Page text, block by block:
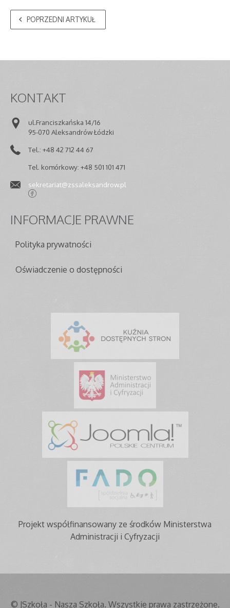
POPRZEDNI ARTYKUŁ
KONTAKT
ul.Franciszkańska 14/16
95-070 Aleksandrów Łódzki
Tel.: +48 42 712 44 67
Tel. komórkowy: +48 501 101 471
sekretariat@zssaleksandrow.pl
INFORMACJE PRAWNE
Polityka prywatności
Oświadczenie o dostępności
Projekt współfinansowany ze środków Ministerstwa
Administracji i Cyfryzacji
© JSzkoła - Nasza Szkoła. Wszystkie prawa zastrzeżone.